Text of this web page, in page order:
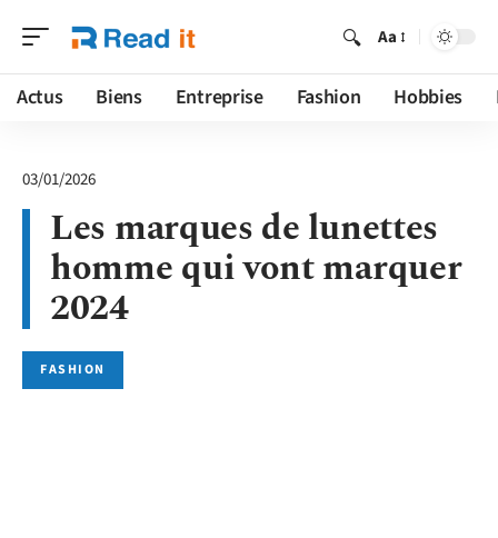
Aa
Actus Biens Entreprise Fashion Hobbies
03/01/2026
Les marques de lunettes
homme qui vont marquer
2024
FASHION